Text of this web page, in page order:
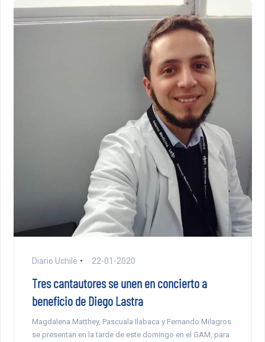
Diario Uchile 22-01-2020
Tres cantautores se unen en concierto a
beneficio de Diego Lastra
Magdalena Matthey, Pascuala Ilabaca y Fernando Milagros
se presentan en la tarde de este domingo en el GAM, para